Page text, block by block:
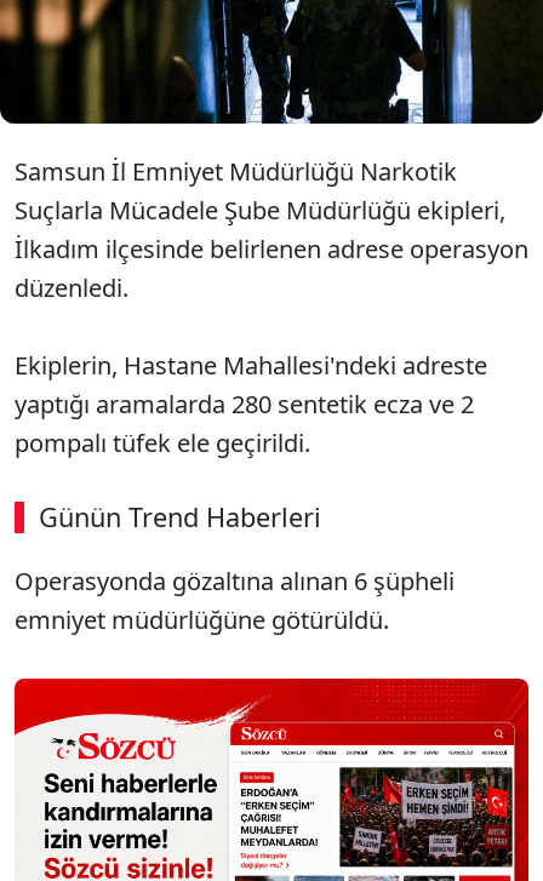
alındı.
Samsun İl Emniyet Müdürlüğü Narkotik
Suçlarla Mücadele Şube Müdürlüğü ekipleri,
İlkadım ilçesinde belirlenen adrese operasyon
düzenledi.
Ekiplerin, Hastane Mahallesi'ndeki adreste
yaptığı aramalarda 280 sentetik ecza ve 2
pompalı tüfek ele geçirildi.
Günün Trend Haberleri
Operasyonda gözaltına alınan 6 şüpheli
emniyet müdürlüğüne götürüldü.